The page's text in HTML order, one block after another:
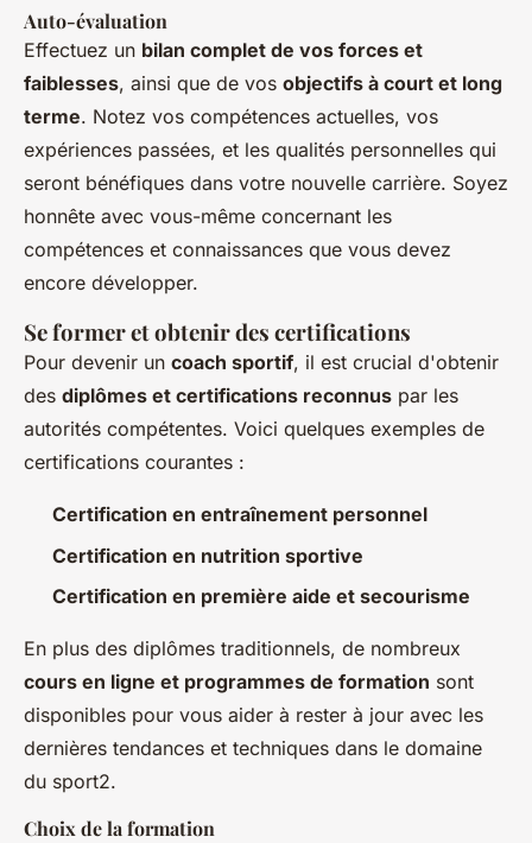
Auto-évaluation
Effectuez un bilan complet de vos forces et
faiblesses, ainsi que de vos objectifs à court et long
terme. Notez vos compétences actuelles, vos
expériences passées, et les qualités personnelles qui
seront bénéfiques dans votre nouvelle carrière. Soyez
honnête avec vous-même concernant les
compétences et connaissances que vous devez
encore développer.
Se former et obtenir des certifications
Pour devenir un coach sportif, il est crucial d'obtenir
des diplômes et certifications reconnus par les
autorités compétentes. Voici quelques exemples de
certifications courantes :
Certification en entraînement personnel
Certification en nutrition sportive
Certification en première aide et secourisme
En plus des diplômes traditionnels, de nombreux
cours en ligne et programmes de formation sont
disponibles pour vous aider à rester à jour avec les
dernières tendances et techniques dans le domaine
du sport2.
Choix de la formation